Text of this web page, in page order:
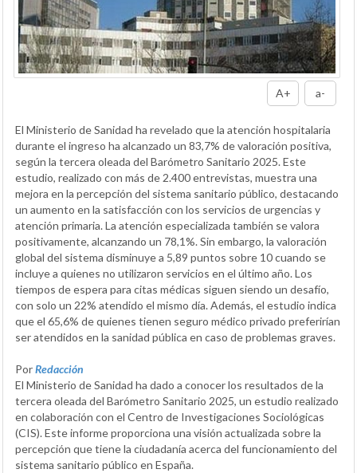
A+ a-
El Ministerio de Sanidad ha revelado que la atención hospitalaria
durante el ingreso ha alcanzado un 83,7% de valoración positiva,
según la tercera oleada del Barómetro Sanitario 2025. Este
estudio, realizado con más de 2.400 entrevistas, muestra una
mejora en la percepción del sistema sanitario público, destacando
un aumento en la satisfacción con los servicios de urgencias y
atención primaria. La atención especializada también se valora
positivamente, alcanzando un 78,1%. Sin embargo, la valoración
global del sistema disminuye a 5,89 puntos sobre 10 cuando se
incluye a quienes no utilizaron servicios en el último año. Los
tiempos de espera para citas médicas siguen siendo un desafío,
con solo un 22% atendido el mismo día. Además, el estudio indica
que el 65,6% de quienes tienen seguro médico privado preferirían
ser atendidos en la sanidad pública en caso de problemas graves.
PorRedacción
El Ministerio de Sanidad ha dado a conocer los resultados de la
tercera oleada del Barómetro Sanitario 2025, un estudio realizado
en colaboración con el Centro de Investigaciones Sociológicas
(CIS). Este informe proporciona una visión actualizada sobre la
percepción que tiene la ciudadanía acerca del funcionamiento del
sistema sanitario público en España.